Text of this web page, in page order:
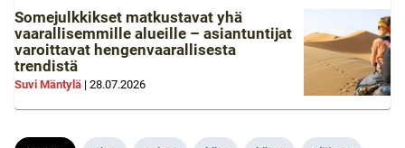
Somejulkkikset matkustavat yhä
vaarallisemmille alueille – asiantuntijat
varoittavat hengenvaarallisesta
trendistä
Suvi Mäntylä | 28.07.2026